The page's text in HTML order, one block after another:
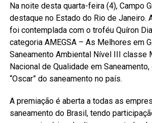
Na noite desta quarta-feira (4), Campo
destaque no Estado do Rio de Janeiro.
foi contemplada com o troféu Quíron
categoria AMEGSA – As Melhores em
Saneamento Ambiental Nível III classe
Nacional de Qualidade em
“Oscar” do saneamento no país.
A premiação é aberta a todas as
saneamento do Brasil, tendo